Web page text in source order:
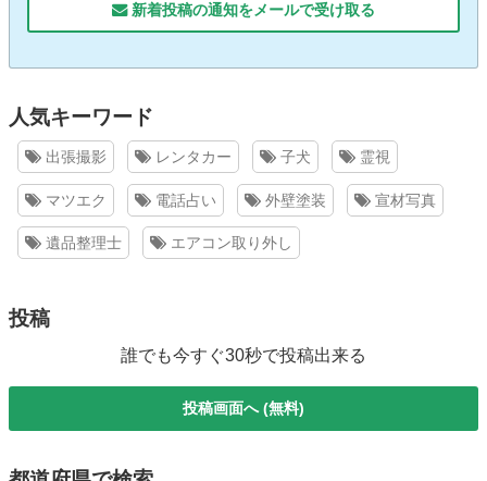
新着投稿の通知をメールで受け取る
人気キーワード
出張撮影 レンタカー 子犬 霊視
マツエク 電話占い 外壁塗装 宣材写真
遺品整理士 エアコン取り外し
投稿
誰でも今すぐ30秒で投稿出来る
投稿画面へ (無料)